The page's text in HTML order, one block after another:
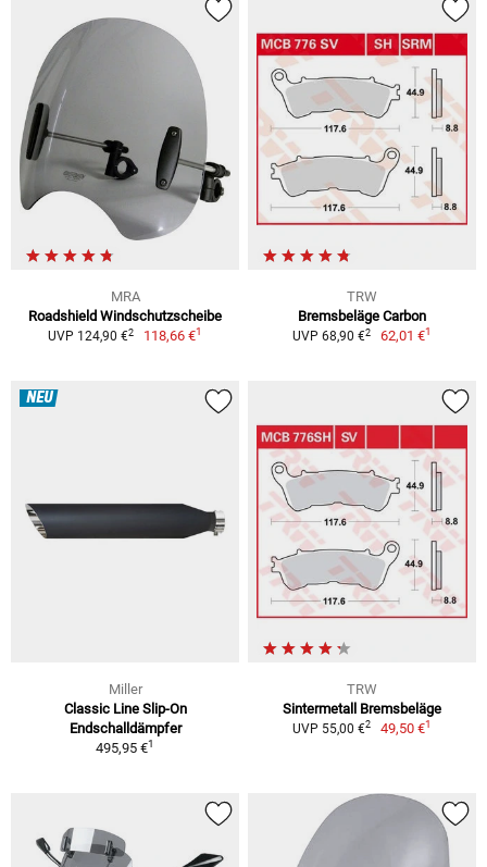
MRA
Roadshield Windschutzscheibe
UVP 124,90 €2 118,66 €1
TRW
Bremsbeläge Carbon
UVP 68,90 €2 62,01 €1
NEU
Miller
Classic Line Slip-On
Endschalldämpfer
495,95 €1
TRW
Sintermetall Bremsbeläge
UVP 55,00 €2 49,50 €1